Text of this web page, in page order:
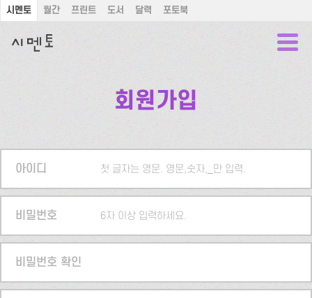
시멘토 월간 프린트 도서 달력 포토북
회원가입
아이디 첫 글자는 영문. 영문,숫자,_만 입력.
비밀번호 6자 이상 입력하세요.
비밀번호 확인